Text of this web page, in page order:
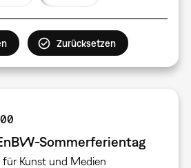
Sommerferientag
Kunst und Medien